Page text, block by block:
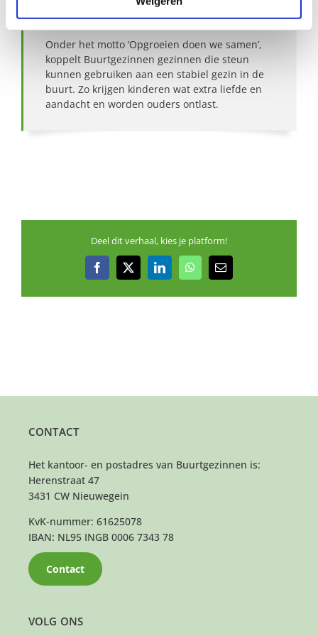
Over Buurtgezinnen
Onder het motto ‘Opgroeien doen we samen’,
koppelt Buurtgezinnen gezinnen die steun
kunnen gebruiken aan een stabiel gezin in de
buurt. Zo krijgen kinderen wat extra liefde en
aandacht en worden ouders ontlast.
Deel dit verhaal, kies je platform!
Facebook
X LinkedInWhatsApp
E-
VOLG ONS
CONTACT
Het kantoor- en postadres van Buurtgezinnen is:
Herenstraat 47
3431 CW Nieuwegein
KvK-nummer: 61625078
IBAN: NL95 INGB 0006 7343 78
Contact